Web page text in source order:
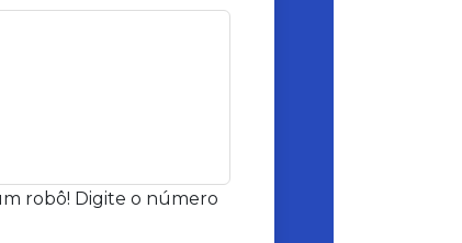
robô! Digite o número